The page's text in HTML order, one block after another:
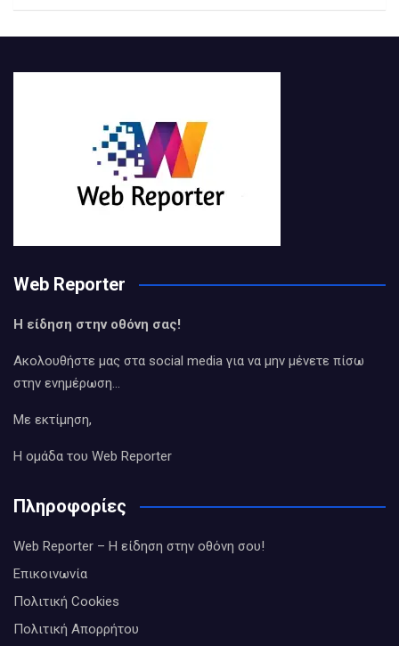
Web Reporter
Η είδηση στην οθόνη σας!
Ακολουθήστε μας στα social media για να μην μένετε πίσω
στην ενημέρωση…
Με εκτίμηση,
Η ομάδα του Web Reporter
Πληροφορίες
Web Reporter – Η είδηση στην οθόνη σου!
Επικοινωνία
Πολιτική Cookies
Πολιτική Απορρήτου